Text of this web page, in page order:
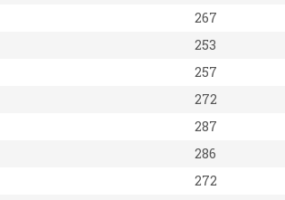
267
253
257
272
287
286
272